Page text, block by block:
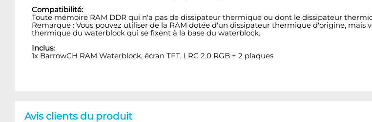
Compatibilité:
Toute mémoire RAM DDR qui n'a pas de dissipateur thermique ou dont le dissipateur
Remarque : Vous pouvez utiliser de la RAM dotée d'un dissipateur thermique d'origine,
thermique du waterblock qui se fixent à la base du waterblock.
Inclus:
1x BarrowCH RAM Waterblock, écran TFT, LRC 2.0 RGB + 2 plaques
Avis clients du produit